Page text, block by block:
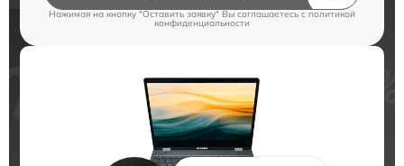
Нажимая на кнопку "Оставить заявку" Вы соглашаетесь cполитикой
конфиденциальности